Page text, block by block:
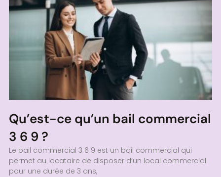
Qu’est-ce qu’un bail commercial
3 6 9 ?
Le bail commercial 3 6 9 est un bail commercial qui
permet au locataire de disposer d’un local commercial
pour une durée de 3 ans,